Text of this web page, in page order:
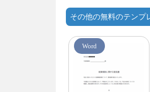
その他の無料のテンプ
Word